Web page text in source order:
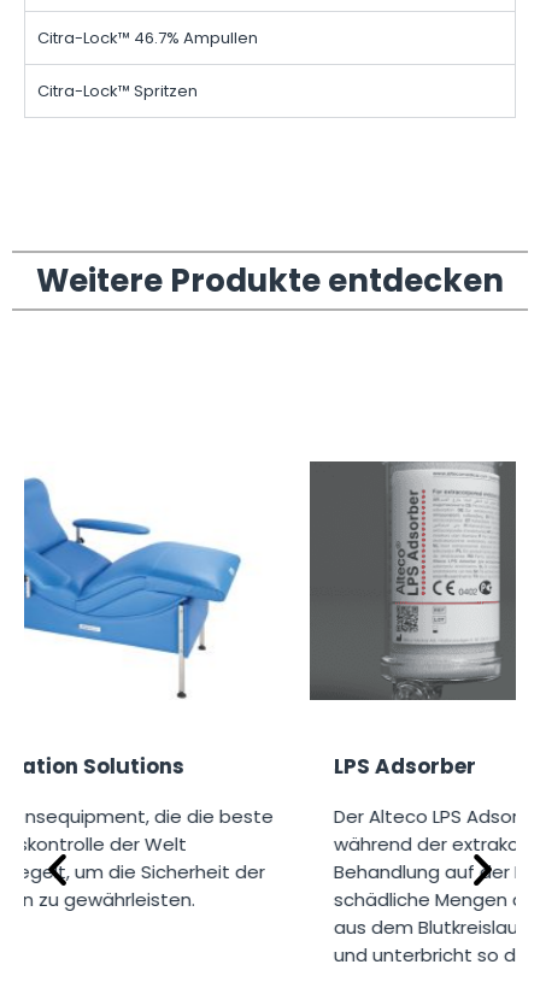
Citra-Lock™ 46.7% Ampullen
Citra-Lock™ Spritzen
Weitere Produkte entdecken
Solutions
die die beste
der Welt
um die Sicherheit der
LPS Adsorber
Der Alteco LPS Adsorber
während der extrakorporalen
Behandlung auf der
schädliche Mengen an
aus dem Blutkreislauf des
und unterbricht so die